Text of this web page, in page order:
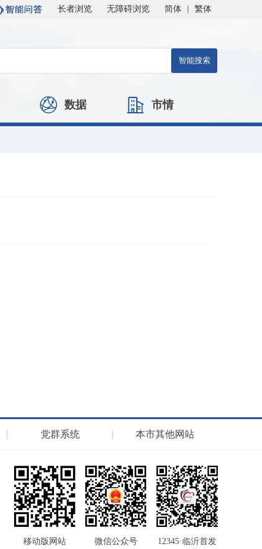
长者浏览 无障碍浏览 简体 繁体
数据 市情
党群系统 本市其他网站
移动版网站
微信公众号 12345·临沂首发